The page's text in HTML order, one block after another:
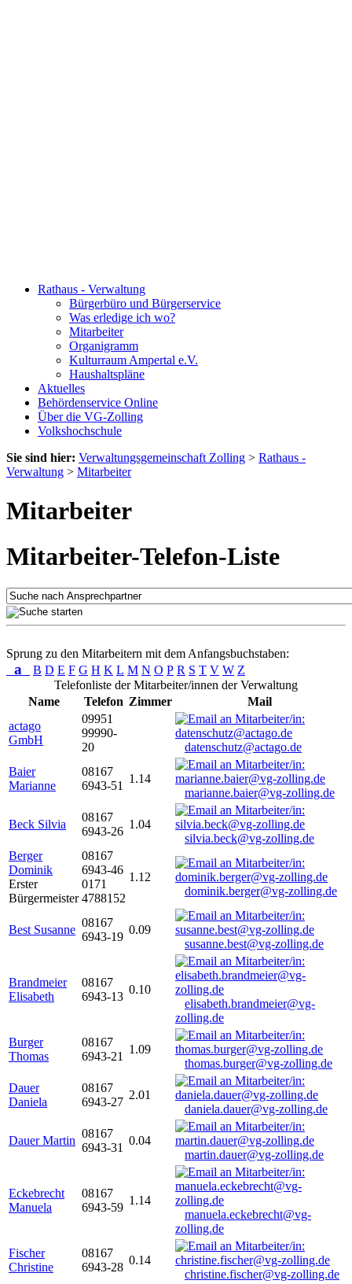
Rathaus - Verwaltung
Bürgerbüro und Bürgerservice
Was erledige ich wo?
Mitarbeiter
Organigramm
Kulturraum Ampertal e.V.
Haushaltspläne
Aktuelles
Behördenservice Online
Über die VG-Zolling
Volkshochschule
Sie sind hier: Verwaltungsgemeinschaft Zolling > Rathaus -
Verwaltung > Mitarbeiter
Mitarbeiter
Mitarbeiter-Telefon-Liste
Sprung zu den Mitarbeitern mit dem Anfangsbuchstaben:
a B D E F G H K L M N O P R S T V W Z
Telefonliste der Mitarbeiter/innen der Verwaltung
Name
Telefon Zimmer
Mail
actago
GmbH
09951
99990-
20
datenschutz@actago.de
Baier
Marianne
08167
6943-51
1.14
marianne.baier@vg-zolling.de
Beck Silvia
08167
6943-26
1.04
silvia.beck@vg-zolling.de
Berger
Dominik
Erster
Bürgermeister
08167
6943-46
0171
4788152
1.12
dominik.berger@vg-zolling.de
Best Susanne
08167
6943-19
0.09
susanne.best@vg-zolling.de
Brandmeier
Elisabeth
08167
6943-13
0.10
elisabeth.brandmeier@vg-
zolling.de
Burger
Thomas
08167
6943-21
1.09
thomas.burger@vg-zolling.de
Dauer
Daniela
08167
6943-27
2.01
daniela.dauer@vg-zolling.de
Dauer Martin
08167
6943-31
0.04
martin.dauer@vg-zolling.de
Eckebrecht
Manuela
08167
6943-59
1.14
manuela.eckebrecht@vg-
zolling.de
Fischer
Christine
08167
6943-28
0.14
christine.fischer@vg-zolling.de